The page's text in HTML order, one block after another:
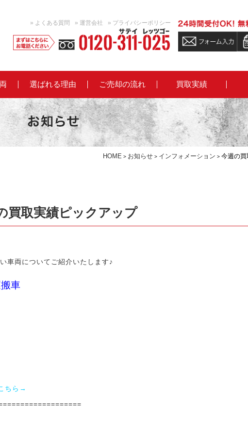
» プライバシーポリシー
» 運営会社
» よくある質問
選ばれる理由 ご売却の流れ 買取実績
HOME > お知らせ > インフォメーション > 今週の
買取実績ピックアップ
車両についてご紹介いたします♪
車
ちら→